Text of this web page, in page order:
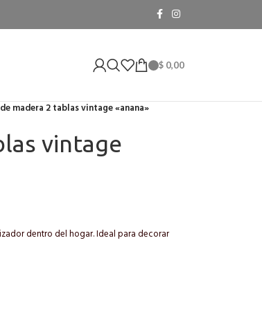
$ 0,00
madera 2 tablas vintage «anana»
vintage
dentro del hogar. Ideal para decorar